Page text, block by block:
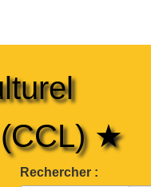
★
Rechercher :